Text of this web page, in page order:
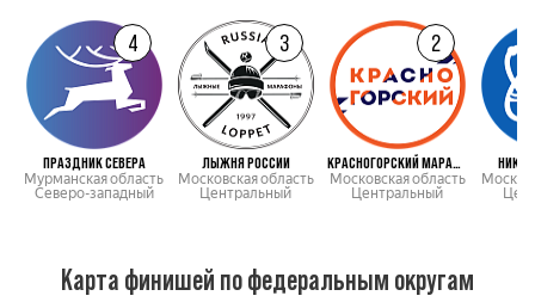
4
ПРАЗДНИК СЕВЕРА
Мурманская область
Северо-западный
3
ЛЫЖНЯ РОССИИ
Московская область
Центральный
2
КРАСНОГОРСКИЙ МАРАФОН
Московская область
Центральный
Карта финишей по федеральным округам